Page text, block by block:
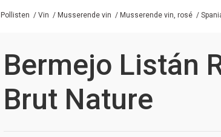
Pollisten / Vin / Musserende vin / Musserende vin, rosé /
Bermejo Listán
Brut Nature